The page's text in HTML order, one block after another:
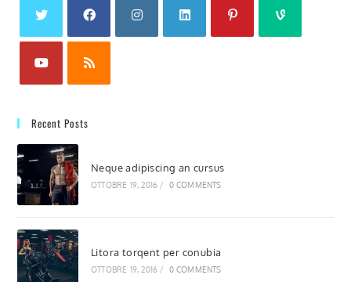
Recent Posts
Neque adipiscing an cursus
OTTOBRE 19, 2016 / 0 COMMENTS
Litora torqent per conubia
OTTOBRE 19, 2016 / 0 COMMENTS